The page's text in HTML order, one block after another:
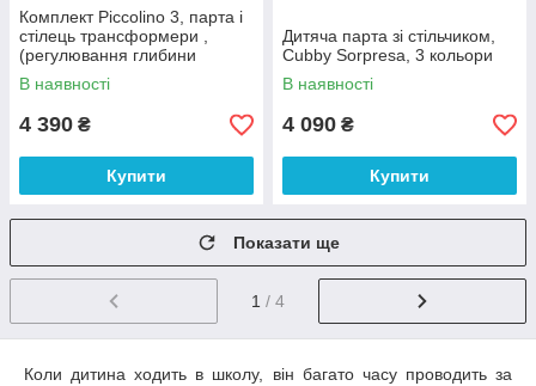
Комплект Piccolino 3, парта і
стілець трансформери ,
(регулювання глибини
стільця) 4 кольори
В наявності
4 390 ₴
Купити
Дитяча парта зі стільчиком,
Cubby Sorpresa, 3 кольори
В наявності
4 090 ₴
Купити
Показати ще
1 / 4
Коли дитина ходить в школу, він багато часу проводить за